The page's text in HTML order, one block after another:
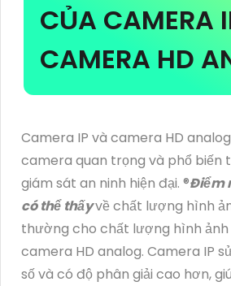
CỦA CAMERA
CAMERA HD
Camera IP và camera HD
camera quan trọng và phổ biến
giám sát an ninh hiện đại. ®️Điểm
có thể thấyvề chất lượng hình
thường cho chất lượng hình ảnh
camera HD analog. Camera IP
số và có độ phân giải cao hơn,